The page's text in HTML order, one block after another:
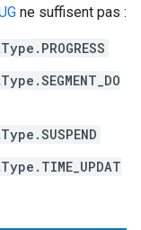
ne suffisent pas :